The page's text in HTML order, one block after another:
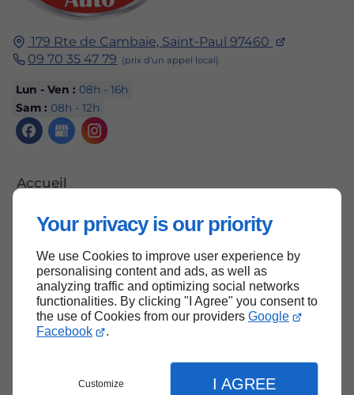
Your privacy is our priority
We use Cookies to improve user experience by
personalising content and ads, as well as
analyzing traffic and optimizing social networks
functionalities. By clicking "I Agree" you consent to
the use of Cookies from our providers Google
Facebook
.
Customize I AGREE
179 Rte de Cambaie, Saint-Paul 97460
09 70 35 47 79
Lun - Ven : 08h - 16h
Sam : 08h - 12h
Accueil
Mentions légales
Plan du site